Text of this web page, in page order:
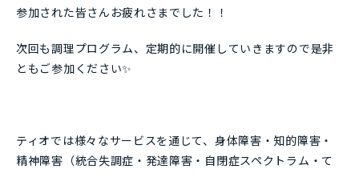
参加された皆さんお疲れさまでした！！
次回も調理プログラム、定期的に開催していきますので是非
ともご参加ください✨
ティオでは様々なサービスを通じて、身体障害・知的障害・
精神障害（統合失調症・発達障害・自閉症スペクトラム・て